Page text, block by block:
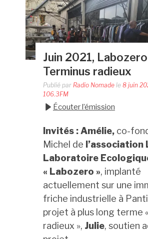
Juin 2021,
Terminus radieux
Publié par Radio Nomadele 8 juin
106.3FM
Écouter l’émission
Invités : Amélie, co-
Michel de l’association
Laboratoire
« Labozero », implanté
actuellement sur une
friche industrielle à
projet à plus long terme
radieux », Julie, soutien